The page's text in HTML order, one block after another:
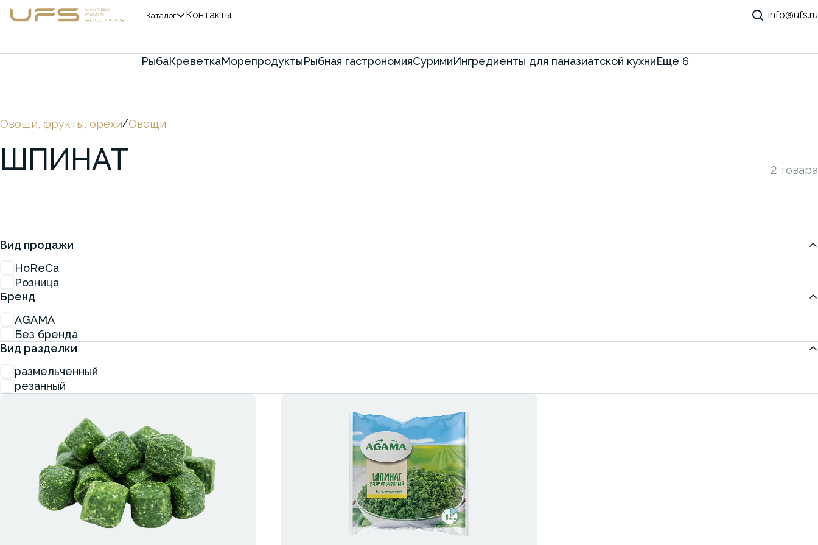
Каталог Контакты info@ufs.ru
РыбаКреветкаМорепродуктыРыбная гастрономияСуримиИнгредиенты для паназиатской кухниЕще 6
Овощи, фрукты, орехи/Овощи
ШПИНАТ 2 товара
Вид продажи
HoReCa
Розница
Бренд
AGAMA
Без бренда
Вид разделки
размельченный
резанный